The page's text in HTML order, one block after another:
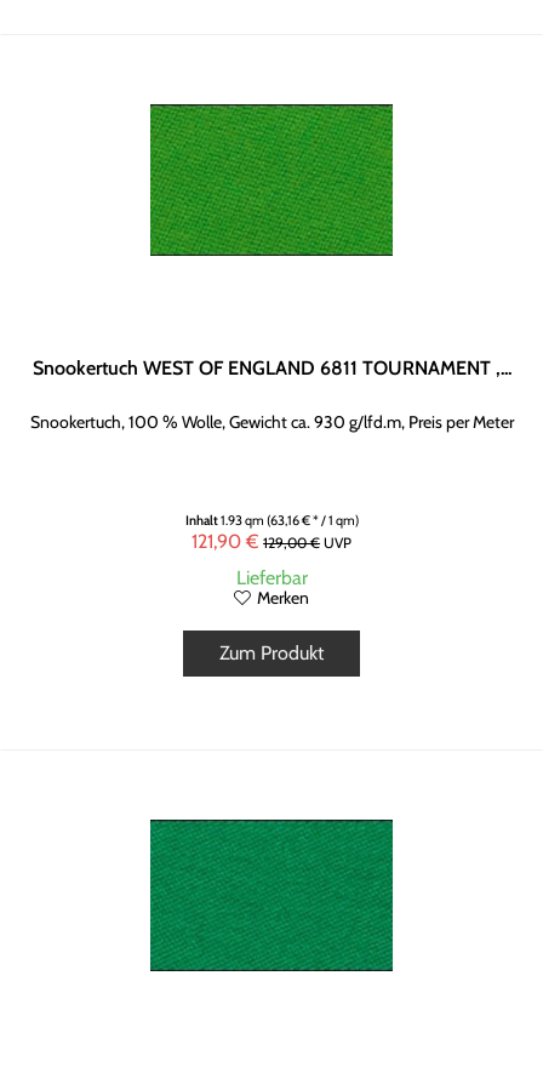
Snookertuch WEST OF ENGLAND 6811 TOURNAMENT ,...
Snookertuch, 100 % Wolle, Gewicht ca. 930 g/lfd.m, Preis per Meter
Inhalt1.93 qm (63,16 € * / 1 qm)
121,90 € 129,00 € UVP
Lieferbar
Merken
Zum Produkt